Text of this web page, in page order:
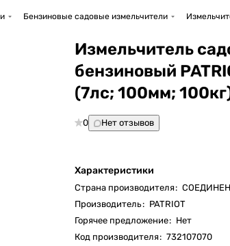
Бензиновые садовые измельчители
Измельчитель
бензиновый
(7лс; 100мм;
0 Нет отзывов
Характеристики
Страна производителя:
Производитель: PATRIOT
Горячее предложение: Нет
Код производителя: 732107070